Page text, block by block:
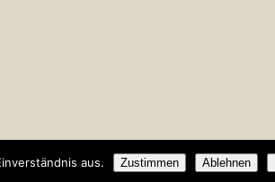
aus. Zustimmen Ablehnen